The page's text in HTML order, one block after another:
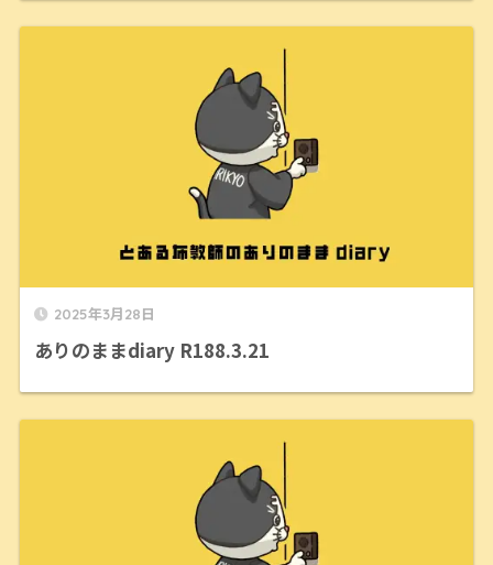
2025年3月28日
ありのままdiary R188.3.21